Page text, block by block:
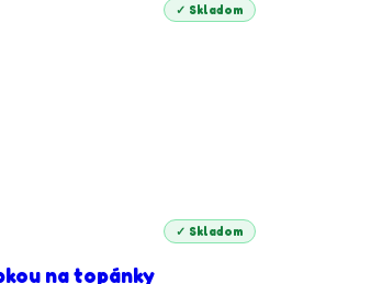
✓ Skladom
✓ Skladom
na topánky